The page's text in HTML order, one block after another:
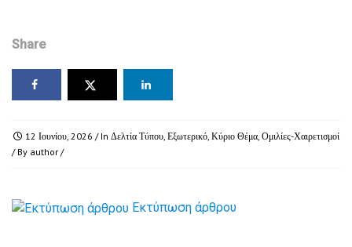
Share
12 Ιουνίου, 2026 / In Δελτία Τύπου Εξωτερικό Κύριο Θέμα Ομιλίες-Χαιρετισμοί
/ By author /
Εκτύπωση άρθρου